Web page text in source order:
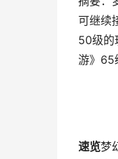
可继续
50级的
游》65
速览梦